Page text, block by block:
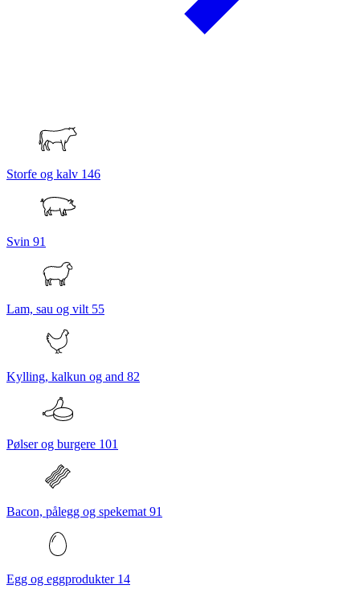
Storfe og kalv 146
Svin 91
Lam, sau og vilt 55
Kylling, kalkun og and 82
Pølser og burgere 101
Bacon, pålegg og spekemat 91
Egg og eggprodukter 14